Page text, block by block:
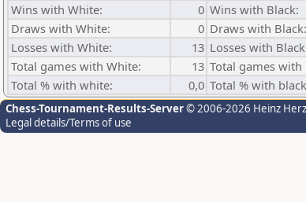
Wins with White:
0 Wins with Black:
Draws with White:
0 Draws with Black:
Losses with White:
13 Losses with
Total games with White:
13 Total games with
Total % with white:
0,0 Total % with
Chess-Tournament-Results-Server© 2006-2026 Heinz
Legal details/Terms of use